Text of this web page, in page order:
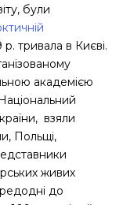
були
тривала в Києві.
академією
взяли
Польщі,
живих
до